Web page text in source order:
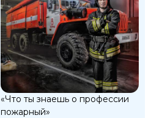
«Что ты знаешь о профессии
пожарный»